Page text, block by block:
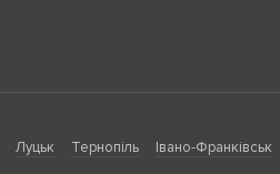
Луцьк Тернопіль Івано-Франківськ